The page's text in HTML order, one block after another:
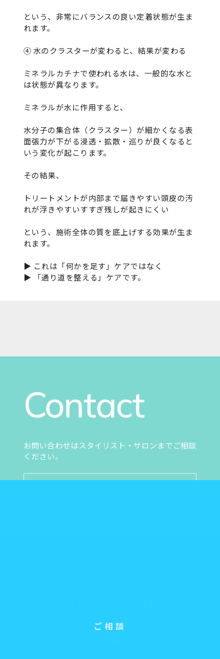
ご相談
という、非常にバランスの良い定着状態が生ま
れます。
④ 水のクラスターが変わると、結果が変わる
ミネラルカチナで使われる水は、一般的な水と
は状態が異なります。
ミネラルが水に作用すると、
水分子の集合体（クラスター）が細かくなる表
面張力が下がる浸透・拡散・巡りが良くなると
いう変化が起こります。
その結果、
トリートメントが内部まで届きやすい頭皮の汚
れが浮きやすいすすぎ残しが起きにくい
という、施術全体の質を底上げする効果が生ま
れます。
▶ これは「何かを足す」ケアではなく
▶ 「通り道を整える」ケアです。
Contact
お問い合わせはスタイリスト・サロンまでご相談
ください。